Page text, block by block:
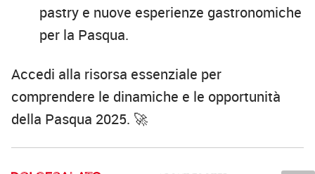
pastry e nuove esperienze gastronomiche
per la Pasqua.
Accedi alla risorsa essenziale per
comprendere le dinamiche e le opportunità
della Pasqua 2025. 🚀